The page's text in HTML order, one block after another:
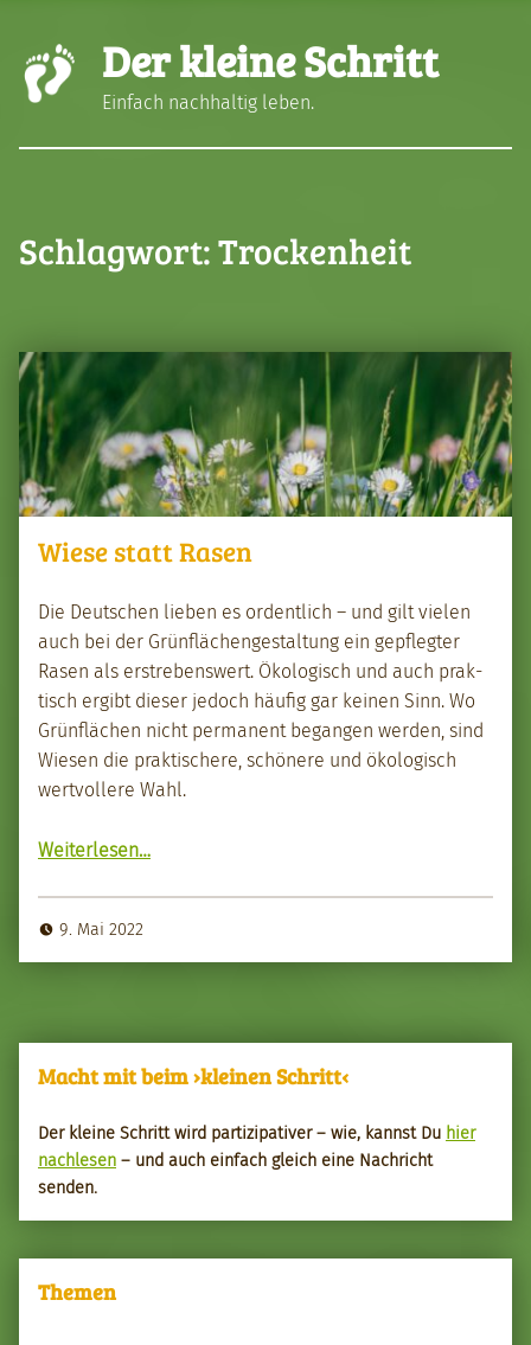
Der kleine Schritt
Einfach nachhaltig leben.
Schlagwort:Trockenheit
Wiese statt Rasen
Die Deutschen lieben es ordentlich – und gilt vie­len
auch bei der Grün­flächengestal­tung ein gepflegter
Rasen als erstrebenswert. Ökol­o­gisch und auch prak­
tisch ergibt dieser jedoch häu­fig gar keinen Sinn. Wo
Grün­flächen nicht per­ma­nent began­gen wer­den, sind
Wiesen die prak­tis­chere, schönere und ökol­o­gisch
wertvollere Wahl.
Weit­er­lesen…
9. Mai 2022
Macht mit beim ›kleinen Schritt‹
Der kleine Schritt wird par­tizipa­tiv­er – wie, kannst Du hier
nach­le­sen – und auch ein­fach gle­ich eine Nachricht
senden.
Themen